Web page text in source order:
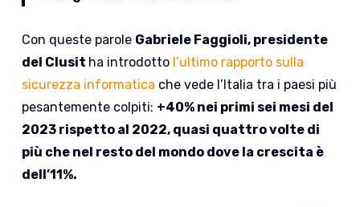
Con queste parole Gabriele Faggioli, presidente
del Clusit ha introdotto l’ultimo rapporto sulla
sicurezza informatica che vede l’Italia tra i paesi più
pesantemente colpiti: +40% nei primi sei mesi del
2023 rispetto al 2022, quasi quattro volte di
più che nel resto del mondo dove la crescita è
dell’11%.